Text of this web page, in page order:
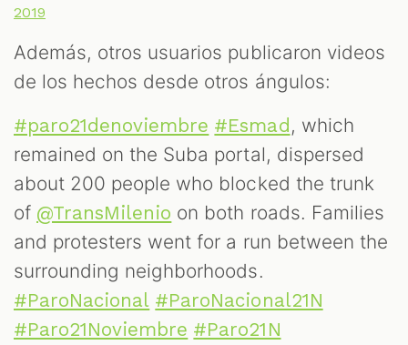
2019
Además, otros usuarios publicaron videos
de los hechos desde otros ángulos:
#paro21denoviembre #Esmad , which
remained on the Suba portal, dispersed
about 200 people who blocked the trunk
of @TransMilenio on both roads. Families
and protesters went for a run between the
surrounding neighborhoods.
#ParoNacional #ParoNacional21N
#Paro21Noviembre #Paro21N